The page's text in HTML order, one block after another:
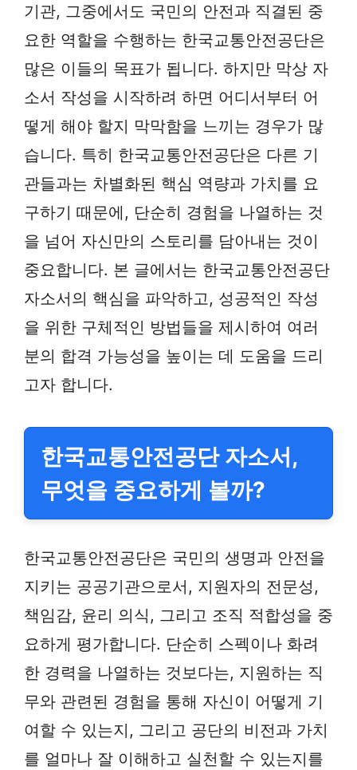
기관, 그중에서도 국민의 안전과 직결된 중
요한 역할을 수행하는 한국교통안전공단은
많은 이들의 목표가 됩니다. 하지만 막상 자
소서 작성을 시작하려 하면 어디서부터 어
떻게 해야 할지 막막함을 느끼는 경우가 많
습니다. 특히 한국교통안전공단은 다른 기
관들과는 차별화된 핵심 역량과 가치를 요
구하기 때문에, 단순히 경험을 나열하는 것
을 넘어 자신만의 스토리를 담아내는 것이
중요합니다. 본 글에서는 한국교통안전공단
자소서의 핵심을 파악하고, 성공적인 작성
을 위한 구체적인 방법들을 제시하여 여러
분의 합격 가능성을 높이는 데 도움을 드리
고자 합니다.
한국교통안전공단 자소서,
무엇을 중요하게 볼까?
한국교통안전공단은 국민의 생명과 안전을
지키는 공공기관으로서, 지원자의 전문성,
책임감, 윤리 의식, 그리고 조직 적합성을 중
요하게 평가합니다. 단순히 스펙이나 화려
한 경력을 나열하는 것보다는, 지원하는 직
무와 관련된 경험을 통해 자신이 어떻게 기
여할 수 있는지, 그리고 공단의 비전과 가치
를 얼마나 잘 이해하고 실천할 수 있는지를